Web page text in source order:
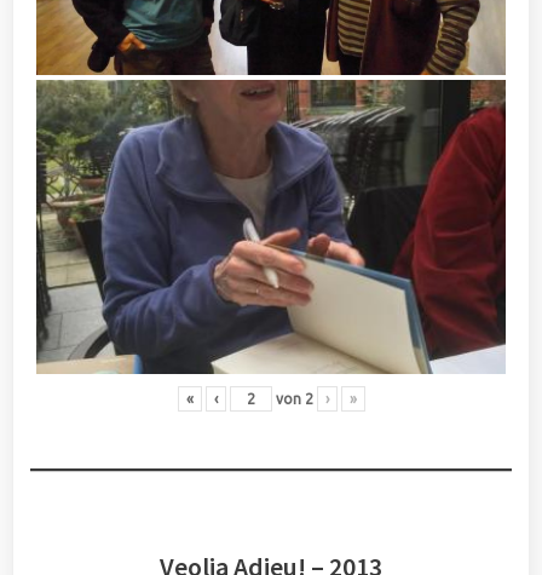
« ‹ von 2 › »
Veolia Adieu! – 2013